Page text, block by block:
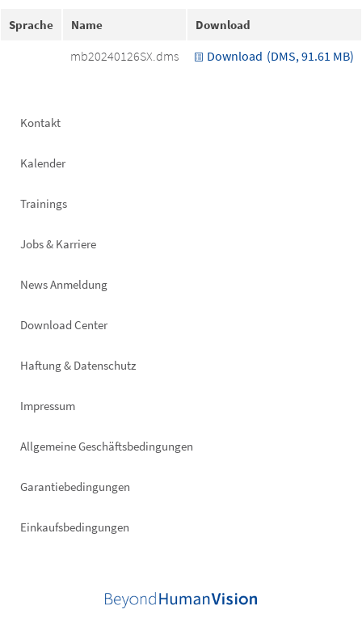
Sprache Name Download
mb20240126SX.dms Download (DMS, 91.61 MB)
Footer
Kontakt
Kalender
Trainings
Jobs & Karriere
News Anmeldung
Footer
Download Center
Haftung & Datenschutz
Impressum
Allgemeine Geschäftsbedingungen
Garantiebedingungen
Einkaufsbedingungen